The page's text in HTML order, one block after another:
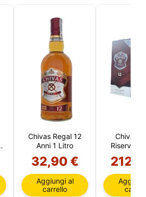
Chivas Regal 12
Anni 1 Litro
32,90 €
Aggiungi al
carrello
Chivas
Riserva
4.5 Litri